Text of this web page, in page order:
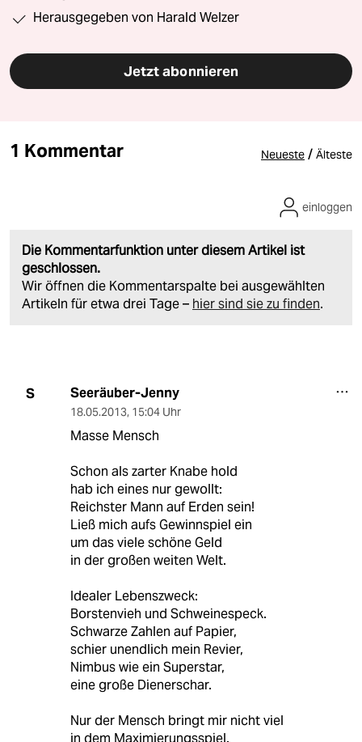
Herausgegeben von Harald Welzer
Jetzt abonnieren
1 Kommentar Neueste / Älteste
Die Kommentarfunktion unter diesem Artikel ist
geschlossen.
Wir öffnen die Kommentarspalte bei ausgewählten
Artikeln für etwa drei Tage – hier sind sie zu finden.
einloggen
S Seeräuber-Jenny
18.05.2013, 15:04 Uhr
Masse Mensch
Schon als zarter Knabe hold
hab ich eines nur gewollt:
Reichster Mann auf Erden sein!
Ließ mich aufs Gewinnspiel ein
um das viele schöne Geld
in der großen weiten Welt.
Idealer Lebenszweck:
Borstenvieh und Schweinespeck.
Schwarze Zahlen auf Papier,
schier unendlich mein Revier,
Nimbus wie ein Superstar,
eine große Dienerschar.
Nur der Mensch bringt mir nicht viel